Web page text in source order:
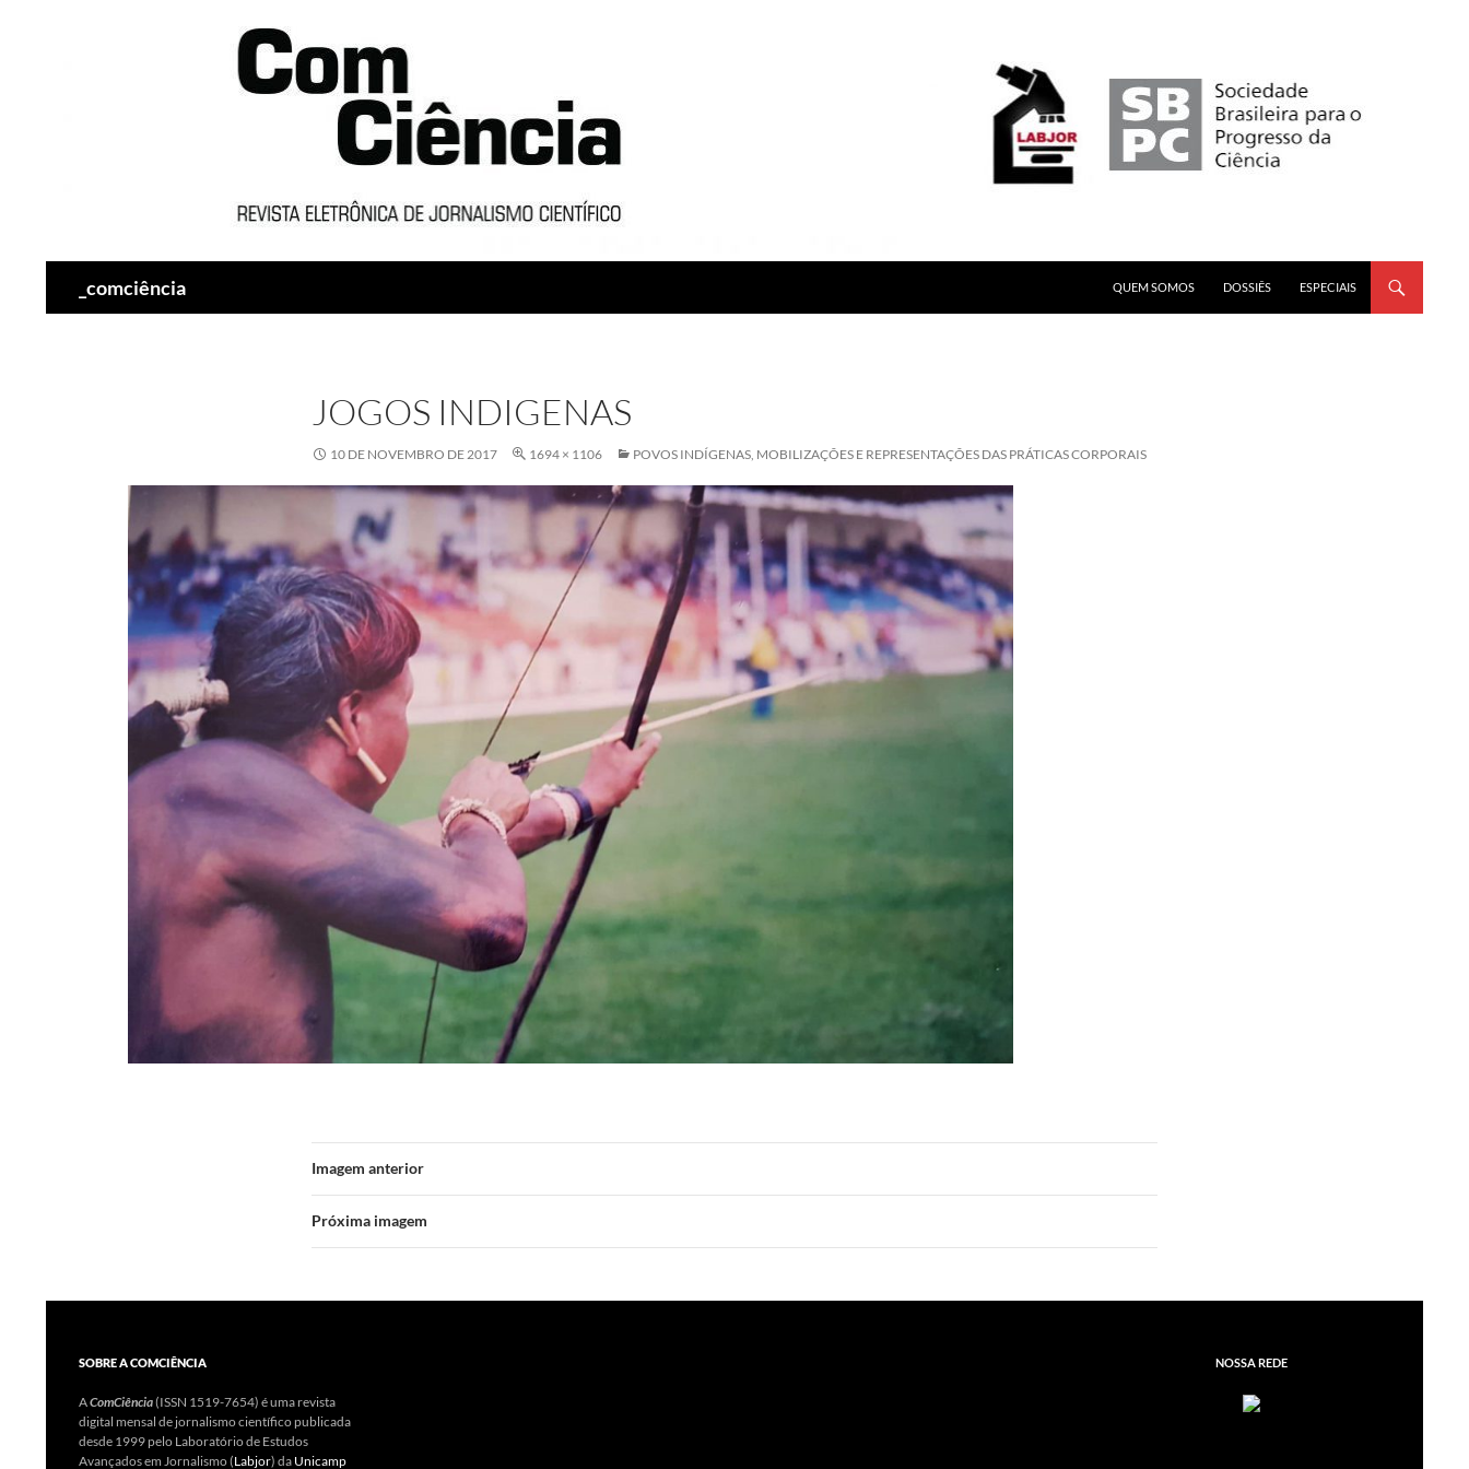
_comciência
QUEM SOMOS
DOSSIÊS ESPECIAIS
JOGOS INDIGENAS
10 DE NOVEMBRO DE 2017 1694 × 1106 POVOS INDÍGENAS, MOBILIZAÇÕES E REPRESENTAÇÕES DAS PRÁTICAS CORPORAIS
Imagem anterior
Próxima imagem
SOBRE A COMCIÊNCIA
AComCiência(ISSN 1519-7654) é uma revista
digital mensal de jornalismo científico publicada
desde 1999 pelo Laboratório de Estudos
Avançados em Jornalismo (Labjor) da Unicamp
NOSSA REDE